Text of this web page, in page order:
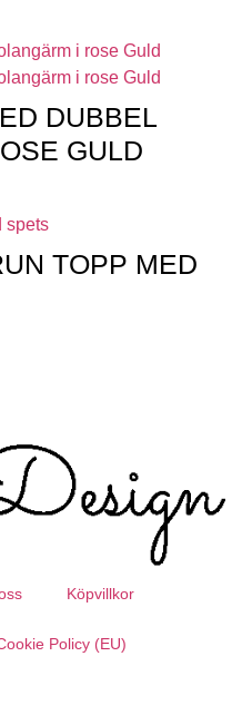
DUBBEL
GULD
TOPP MED
Köpvillkor
Policy (EU)